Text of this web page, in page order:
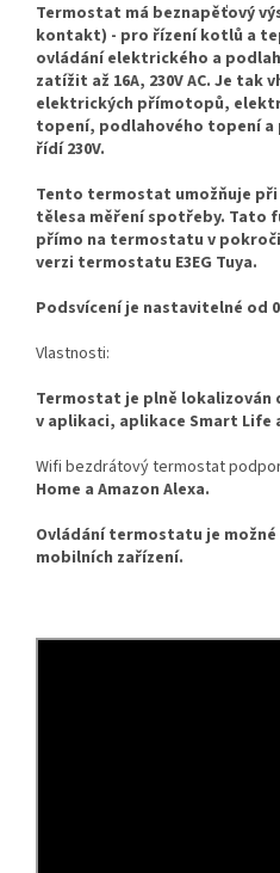
Termostat má beznapěťový
kontakt) - pro řízení kotlů a
ovládání elektrického a
zatížit až 16A, 230V AC. Je tak
elektrických přímotopů,
topení, podlahového topení a
řídí 230V.
Tento termostat umožňuje
tělesa měření spotřeby. Tato
přímo na termostatu v
verzi termostatu E3EG Tuya.
Podsvícení je nastavitelné od 0
Vlastnosti:
Termostat je plně lokalizován
v aplikaci, aplikace Smart Life
Wifi bezdrátový termostat
Home a Amazon Alexa.
Ovládání termostatu je možné
mobilních zařízení.